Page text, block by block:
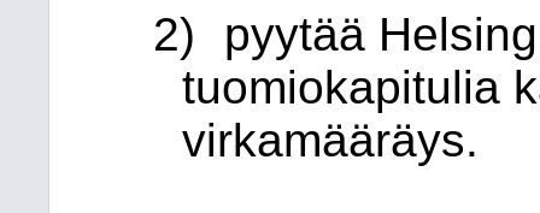
2)
pyytää
tuomiokapitulia
virkamääräys.